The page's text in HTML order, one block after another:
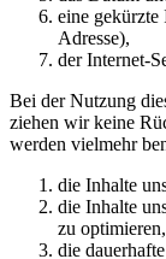
eine
Adresse),
der Internet-
Bei der Nutzung
ziehen wir keine
werden vielmehr
die Inhalte
die Inhalte
zu optimieren,
die